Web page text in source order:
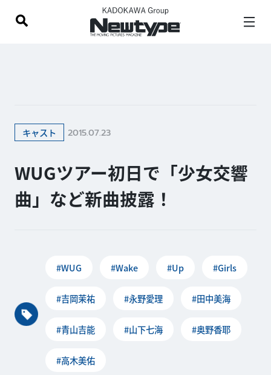
キャスト 2015.07.23
WUGツアー初日で「少女交響
曲」など新曲披露！
#WUG #Wake #Up #Girls
#吉岡茉祐 #永野愛理 #田中美海
#青山吉能 #山下七海 #奥野香耶
#高木美佑